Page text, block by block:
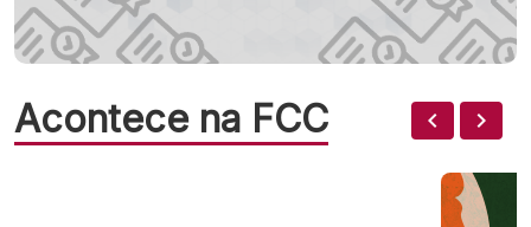
Acontece na FCC